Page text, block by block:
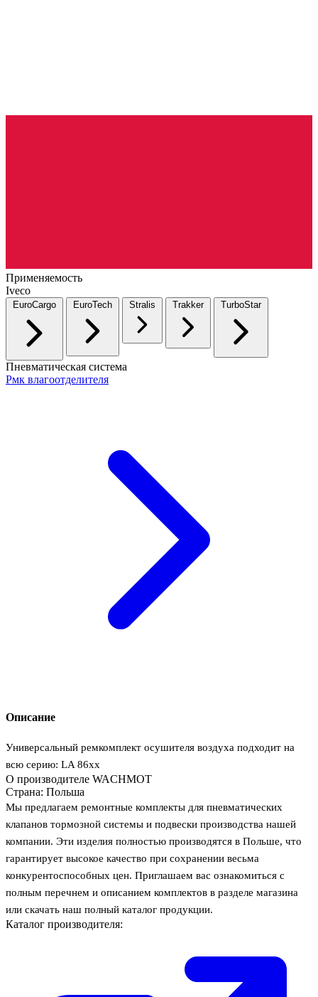
Применяемость
Iveco
Trakker TurboStar
Пневматическая система
Рмк влагоотделителя
Описание
Универсальный ремкомплект осушителя воздуха подходит на
всю серию: LA 86xx
О производителе WACHMOT
Страна: Польша
Мы предлагаем ремонтные комплекты для пневматических
клапанов тормозной системы и подвески производства нашей
компании. Эти изделия полностью производятся в Польше, что
гарантирует высокое качество при сохранении весьма
конкурентоспособных цен. Приглашаем вас ознакомиться с
полным перечнем и описанием комплектов в разделе магазина
или скачать наш полный каталог продукции.
Каталог производителя: